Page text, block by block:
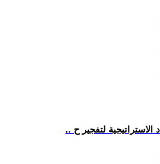
الاستراتيجية لتفجير ح